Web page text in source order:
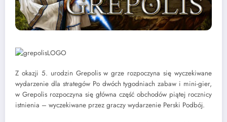
Z okazji 5. urodzin Grepolis w grze rozpoczyna się wyczekiwane
wydarzenie dla strategów Po dwóch tygodniach zabaw i mini-gier,
w Grepolis rozpoczyna się główna część obchodów piątej rocznicy
istnienia – wyczekiwane przez graczy wydarzenie Perski Podbój.